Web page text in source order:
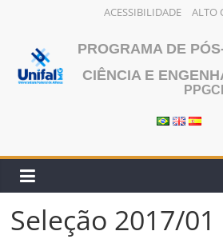
ACESSIBILIDADE ALTO
PROGRAMA DE
CIÊNCIA E
Seleção 2017/01